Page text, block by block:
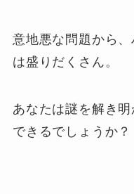
意地悪な問題から
は盛りだくさん。
あなたは謎を解き
できるでしょうか？